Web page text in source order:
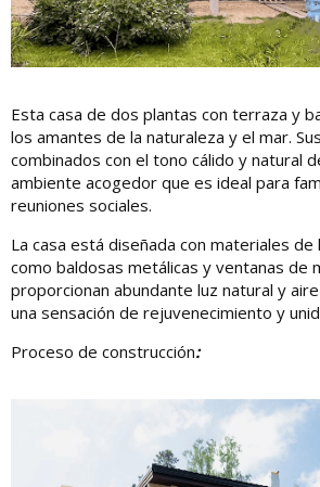
Esta casa de dos plantas con terraza y
los amantes de la naturaleza y el mar.
combinados con el tono cálido y natural
ambiente acogedor que es ideal para
reuniones sociales.
La casa está diseñada con materiales de
como baldosas metálicas y ventanas de
proporcionan abundante luz natural y
una sensación de rejuvenecimiento y
Proceso de construcción: